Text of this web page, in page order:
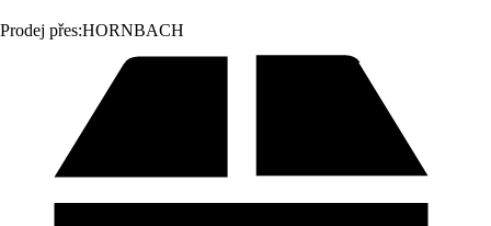
Prodej přes:HORNBACH